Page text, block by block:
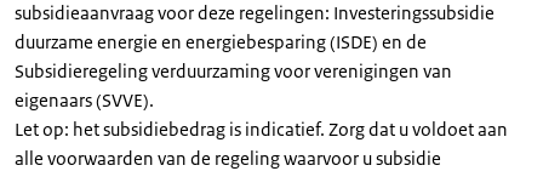
subsidieaanvraag voor deze regelingen: Investeringssubsidie
duurzame energie en energiebesparing (ISDE) en de
Subsidieregeling verduurzaming voor verenigingen van
eigenaars (SVVE).
Let op: het subsidiebedrag is indicatief. Zorg dat u voldoet aan
alle voorwaarden van de regeling waarvoor u subsidie